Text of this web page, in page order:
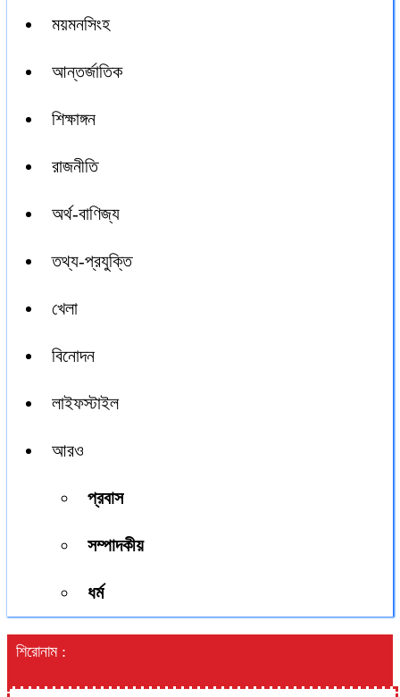
ময়মনসিংহ
আন্তর্জাতিক
শিক্ষাঙ্গন
রাজনীতি
অর্থ-বাণিজ্য
তথ্য-প্রযুক্তি
খেলা
বিনোদন
লাইফস্টাইল
আরও
প্রবাস
সম্পাদকীয়
ধর্ম
শিরোনাম :